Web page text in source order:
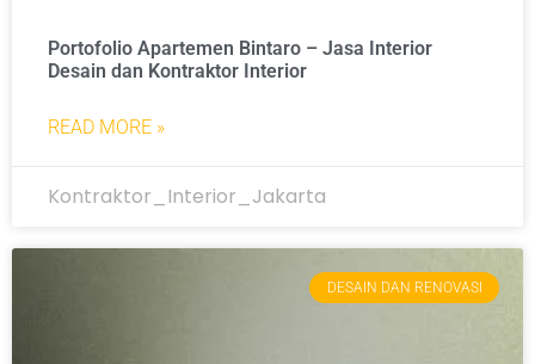
Portofolio Apartemen Bintaro – Jasa Interior
Desain dan Kontraktor Interior
READ MORE »
Kontraktor_Interior_Jakarta
DESAIN DAN RENOVASI